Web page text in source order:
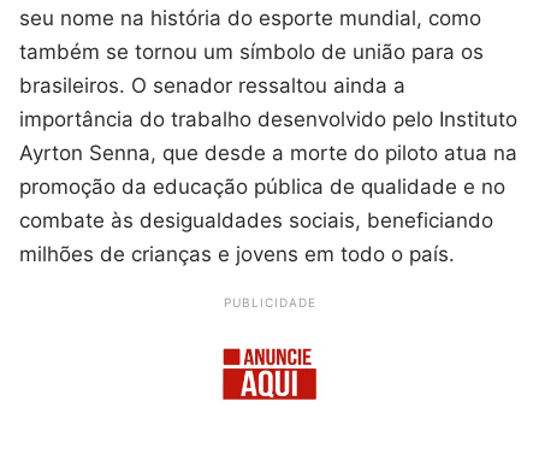
seu nome na história do esporte mundial, como
também se tornou um símbolo de união para os
brasileiros. O senador ressaltou ainda a
importância do trabalho desenvolvido pelo Instituto
Ayrton Senna, que desde a morte do piloto atua na
promoção da educação pública de qualidade e no
combate às desigualdades sociais, beneficiando
milhões de crianças e jovens em todo o país.
PUBLICIDADE